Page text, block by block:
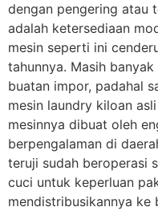
dengan pengering atau
adalah ketersediaan
mesin seperti ini
tahunnya. Masih
buatan impor, padahal
mesin laundry kiloan
mesinnya dibuat oleh
berpengalaman di
teruji sudah beroperasi
cuci untuk keperluan
mendistribusikannya ke